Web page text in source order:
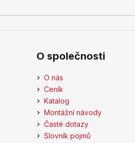
O společnosti
O nás
Ceník
Katalog
Montážní návody
Časté dotazy
Slovník pojmů